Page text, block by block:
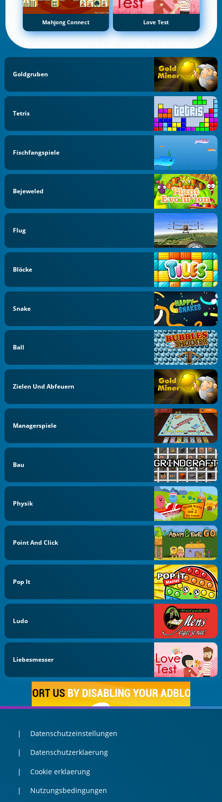
Mahjong Connect Love Test
Goldgruben
Tetris
Fischfangspiele
Bejeweled
Flug
Blöcke
Snake
Ball
Zielen Und Abfeuern
Managerspiele
Bau
Physik
Point And Click
Pop It
Ludo
Liebesmesser
Datenschutzeinstellungen
Datenschutzerklaerung
Cookie erklaerung
Nutzungsbedingungen